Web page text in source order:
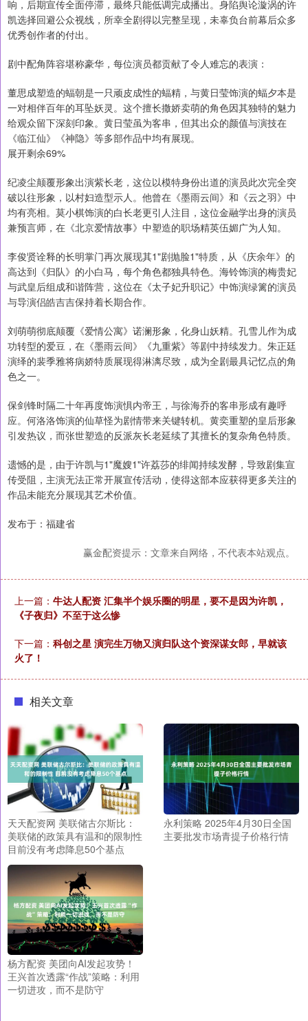
响，后期宣传全面停滞，最终只能低调完成播出。身陷舆论漩涡的许
凯选择回避公众视线，所幸全剧得以完整呈现，未辜负台前幕后众多
优秀创作者的付出。
剧中配角阵容堪称豪华，每位演员都贡献了令人难忘的表演：
董思成塑造的蝠朝是一只顽皮成性的蝠精，与黄日莹饰演的蝠夕本是
一对相伴百年的耳坠妖灵。这个擅长撒娇卖萌的角色因其独特的魅力
给观众留下深刻印象。黄日莹虽为客串，但其出众的颜值与演技在
《临江仙》《神隐》等多部作品中均有展现。
展开剩余69%
纪凌尘颠覆形象出演紫长老，这位以模特身份出道的演员此次完全突
破以往形象，以村妇造型示人。他曾在《墨雨云间》和《云之羽》中
均有亮相。莫小棋饰演的白长老更引人注目，这位金融学出身的演员
兼预言师，在《北京爱情故事》中塑造的职场精英伍媚广为人知。
李俊贤诠释的长明掌门再次展现其1"剧抛脸1"特质，从《庆余年》的
高达到《归队》的小白马，每个角色都独具特色。海铃饰演的梅贵妃
与武皇后组成和谐阵营，这位在《太子妃升职记》中饰演绿篱的演员
与导演侣皓吉吉保持着长期合作。
刘萌萌彻底颠覆《爱情公寓》诺澜形象，化身山妖精。孔雪儿作为成
功转型的爱豆，在《墨雨云间》《九重紫》等剧中持续发力。朱正廷
演绎的裴季雅将病娇特质展现得淋漓尽致，成为全剧最具记忆点的角
色之一。
保剑锋时隔二十年再度饰演惧内帝王，与徐海乔的客串形成有趣呼
应。何洛洛饰演的仙草怪为剧情带来关键转机。黄奕重塑的皇后形象
引发热议，而张世塑造的反派灰长老延续了其擅长的复杂角色特质。
遗憾的是，由于许凯与1"魔嫂1"许荔莎的绯闻持续发酵，导致剧集宣
传受阻，主演无法正常开展宣传活动，使得这部本应获得更多关注的
作品未能充分展现其艺术价值。
发布于：福建省
赢金配资提示：文章来自网络，不代表本站观点。
上一篇： 牛达人配资 汇集半个娱乐圈的明星，要不是因为许凯，
《子夜归》不至于这么惨
下一篇： 科创之星 演完生万物又演归队这个资深谋女郎，早就该
火了！
相关文章
天天配资网 美联储古尔斯比：
美联储的政策具有温和的限制性
目前没有考虑降息50个基点
永利策略 2025年4月30日全国
主要批发市场青提子价格行情
杨方配资 美团向AI发起攻势！
王兴首次透露“作战”策略：利用
一切进攻，而不是防守